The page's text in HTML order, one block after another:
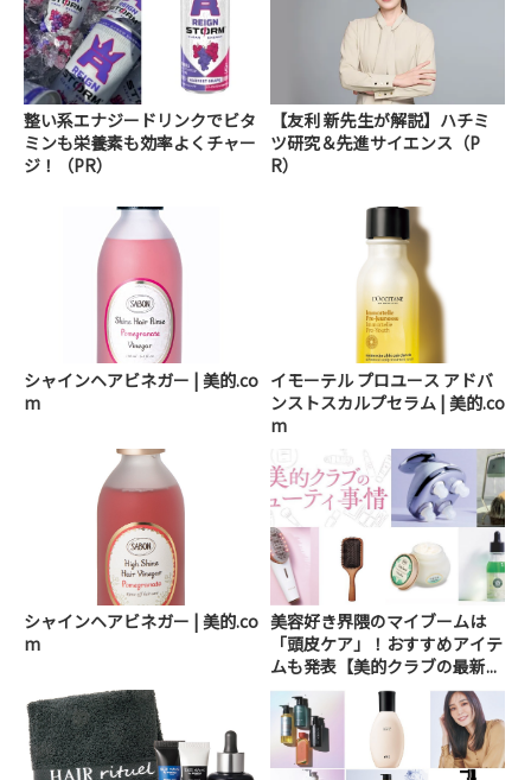
整い系エナジードリンクでビタ
ミンも栄養素も効率よくチャー
ジ！（PR）
【友利 新先生が解説】ハチミ
ツ研究＆先進サイエンス（P
R）
シャインヘアビネガー | 美的.co
m
イモーテル プロユース アドバ
ンストスカルプセラム | 美的.co
m
シャインヘアビネガー | 美的.co
m
美容好き界隈のマイブームは
「頭皮ケア」！おすすめアイテ
ムも発表【美的クラブの最新...